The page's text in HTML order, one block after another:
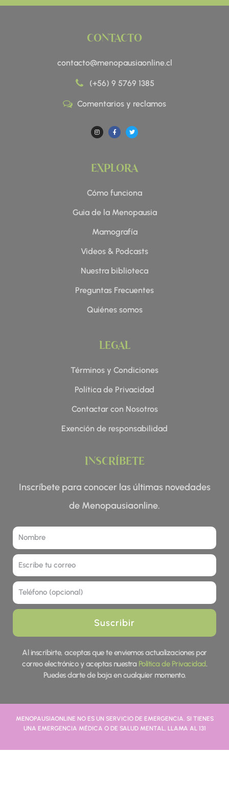
CONTACTO
contacto@menopausiaonline.cl
(+56) 9 5769 1385
Comentarios y reclamos
I
n
s
a
m
F
a
c
-
T
w
i
EXPLORA
Cómo funciona
Guia de la Menopausia
Mamografía
Videos & Podcasts
Nuestra biblioteca
Preguntas Frecuentes
Quiénes somos
LEGAL
Términos y Condiciones
Política de Privacidad
Contactar con Nosotros
Exención de responsabilidad
INSCRÍBETE
Inscríbete para conocer las últimas novedades
de Menopausiaonline.
Nombre
Correo
Tel
Suscribir
Al inscribirte, aceptas que te enviemos actualizaciones por
correo electrónico y aceptas nuestra Política de Privacidad.
Puedes darte de baja en cualquier momento.
MENOPAUSIAONLINE NO ES UN SERVICIO DE EMERGENCIA. SI TIENES
UNA EMERGENCIA MÉDICA O DE SALUD MENTAL, LLAMA AL 131